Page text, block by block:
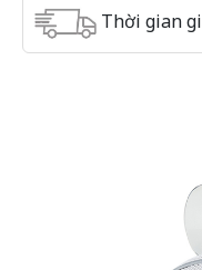
Thời gian